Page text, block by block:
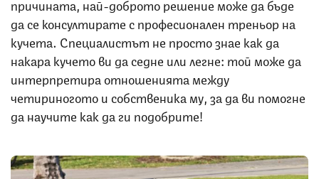
причината, най-доброто решение може да бъде
да се консултирате с професионален треньор на
кучета. Специалистът не просто знае как да
накара кучето ви да седне или легне: той може да
интерпретира отношенията между
четириногото и собственика му, за да ви помогне
да научите как да ги подобрите!